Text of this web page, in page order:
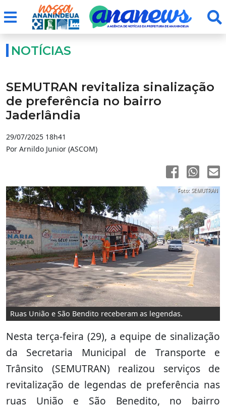
NOTÍCIAS
SEMUTRAN revitaliza sinalização
de preferência no bairro
Jaderlândia
29/07/2025 18h41
Por Arnildo Junior (ASCOM)
Ruas União e São Bendito receberam as legendas.
Foto: SEMUTRAN
Nesta terça-feira (29), a equipe de sinalização
da Secretaria Municipal de Transporte e
Trânsito (SEMUTRAN) realizou serviços de
revitalização de legendas de preferência nas
ruas União e São Benedito, no bairro